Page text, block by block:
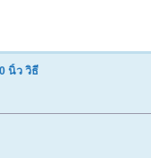
นิ้ว วิธี